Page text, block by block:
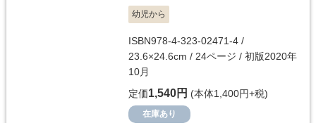
幼児から
ISBN978-4-323-02471-4 /
23.6×24.6cm / 24ページ / 初版2020年
10月
定価1,540円 (本体1,400円+税)
在庫あり